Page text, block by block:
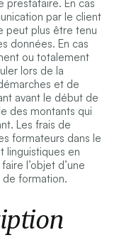
prestataire. En cas
par le client
peut plus être tenu
données. En cas
ou totalement
lors de la
et de
avant le début de
des montants qui
Les frais de
formateurs dans le
linguistiques en
l’objet d’une
de formation.